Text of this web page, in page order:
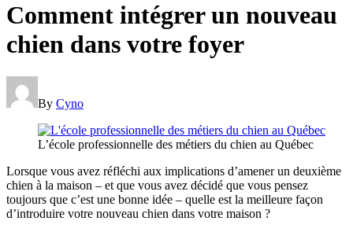
Comment intégrer un nouveau
chien dans votre foyer
By Cyno
L’école professionnelle des métiers du chien au Québec
Lorsque vous avez réfléchi aux implications d’amener un deuxième
chien à la maison – et que vous avez décidé que vous pensez
toujours que c’est une bonne idée – quelle est la meilleure façon
d’introduire votre nouveau chien dans votre maison ?